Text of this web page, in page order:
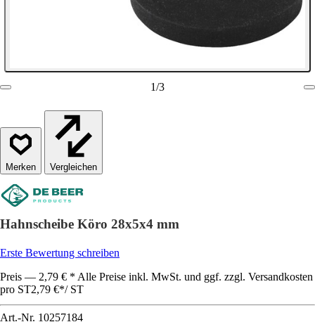
1/3
Vergleichen
Hahnscheibe Köro 28x5x4 mm
Erste Bewertung schreiben
Preis — 2,79 € * Alle Preise inkl. MwSt. und ggf. zzgl. Versandkosten
pro ST2,79 €*/ ST
Art.-Nr. 10257184